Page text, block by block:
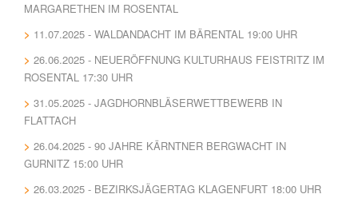
MARGARETHEN IM ROSENTAL
11.07.2025 - WALDANDACHT IM BÄRENTAL 19:00 UHR
26.06.2025 - NEUERÖFFNUNG KULTURHAUS FEISTRITZ IM
ROSENTAL 17:30 UHR
31.05.2025 - JAGDHORNBLÄSERWETTBEWERB IN
FLATTACH
26.04.2025 - 90 JAHRE KÄRNTNER BERGWACHT IN
GURNITZ 15:00 UHR
26.03.2025 - BEZIRKSJÄGERTAG KLAGENFURT 18:00 UHR